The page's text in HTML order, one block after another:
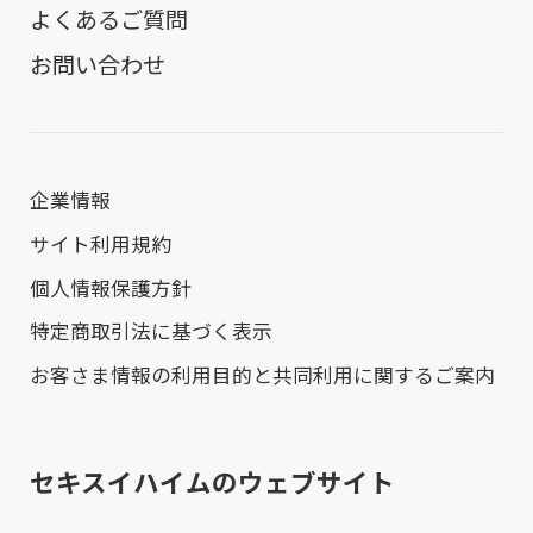
よくあるご質問
お問い合わせ
企業情報
サイト利用規約
個人情報保護方針
特定商取引法に基づく表示
お客さま情報の利用目的と共同利用に関するご案内
セキスイハイムのウェブサイト